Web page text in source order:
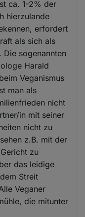
ca. 1-2% der
hierzulande
erfordert
als sich als
Die sogenannten
Harald
Veganismus
man als
nicht
in mit seiner
nicht zu
z.B. mit der
zu
das leidige
Streit
Veganer
die mitunter